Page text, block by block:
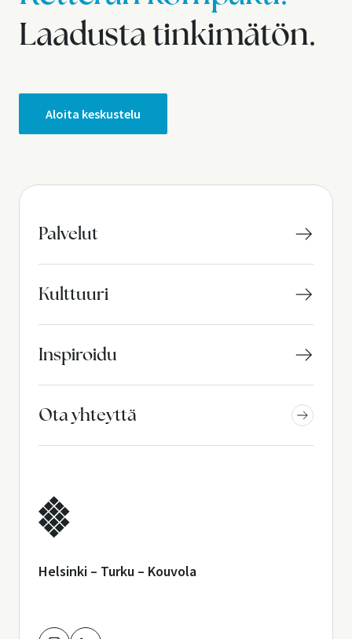
Laadusta tinkimätön.
Aloita keskustelu
Palvelut
Kulttuuri
Inspiroidu
Ota yhteyttä
Helsinki – Turku – Kouvola